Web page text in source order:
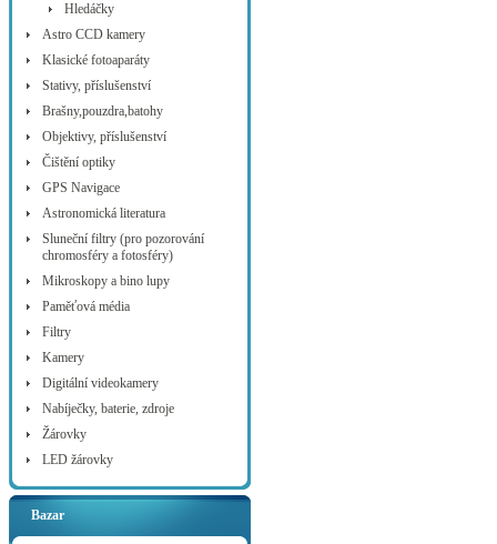
Hledáčky
Astro CCD kamery
Klasické fotoaparáty
Stativy, příslušenství
Brašny,pouzdra,batohy
Objektivy, příslušenství
Čištění optiky
GPS Navigace
Astronomická literatura
Sluneční filtry (pro pozorování
chromosféry a fotosféry)
Mikroskopy a bino lupy
Paměťová média
Filtry
Kamery
Digitální videokamery
Nabíječky, baterie, zdroje
Žárovky
LED žárovky
Bazar